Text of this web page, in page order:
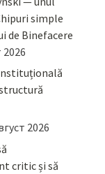
simple
de Binefacere
2026
2026
critic și să